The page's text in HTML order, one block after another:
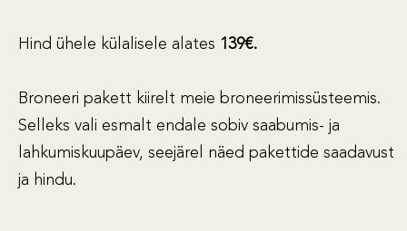
Hind ühele külalisele alates 139€.
Broneeri pakett kiirelt meie broneerimissüsteemis.
Selleks vali esmalt endale sobiv saabumis- ja
lahkumiskuupäev, seejärel näed pakettide saadavust
ja hindu.